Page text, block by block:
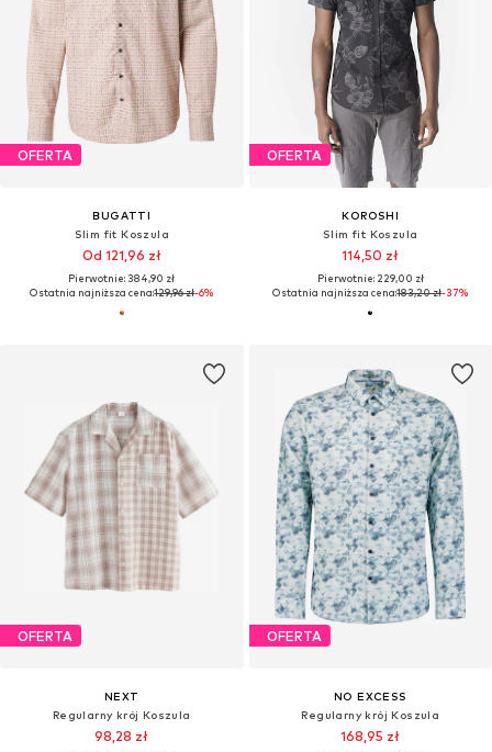
OFERTA
BUGATTI
Slim fit Koszula
Od 121,96 zł
Pierwotnie: 384,90 zł
Ostatnia najniższa cena:129,96 zł-6%
OFERTA
KOROSHI
Slim fit Koszula
114,50 zł
Pierwotnie: 229,00 zł
Ostatnia najniższa cena:183,20 zł-37%
OFERTA
NEXT
Regularny krój Koszula
98,28 zł
OFERTA
NO EXCESS
Regularny krój Koszula
168,95 zł